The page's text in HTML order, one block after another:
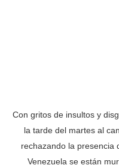
Con gritos de insultos y
la tarde del martes al
rechazando la presencia
Venezuela se están